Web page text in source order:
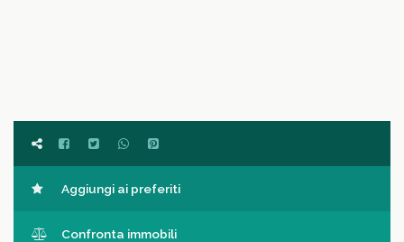
Aggiungi ai preferiti
Confronta immobili